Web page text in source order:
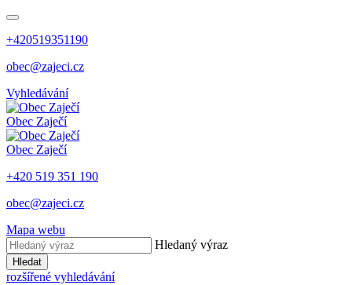
+420519351190
obec@zajeci.cz
Vyhledávání
Obec Zaječí
Obec Zaječí
+420 519 351 190
obec@zajeci.cz
Mapa webu
Hledaný výraz
Hledat
rozšířené vyhledávání